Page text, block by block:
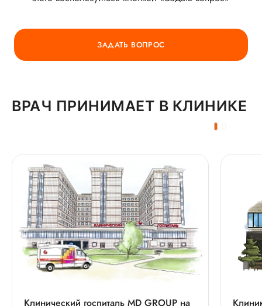
ГОРЯЧАЯ ЛИНИЯ КАЧЕСТВА
ЗАДАТЬ ВОПРОС
ВРАЧ ПРИНИМАЕТ В КЛИНИКЕ
Клинический госпиталь MD GROUP на